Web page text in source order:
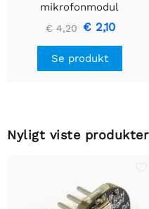
mikrofonmodul
€ 4,20 € 2,10
Se produkt
Nyligt viste produkter